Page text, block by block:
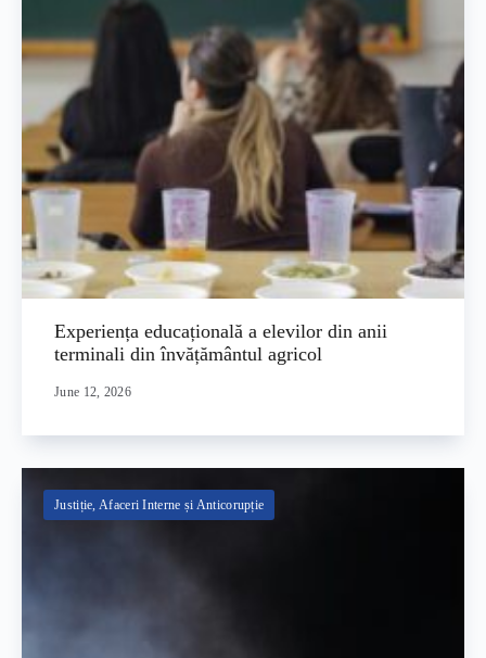
Experiența educațională a elevilor din anii
terminali din învățământul agricol
June 12, 2026
Justiție, Afaceri Interne și Anticorupție